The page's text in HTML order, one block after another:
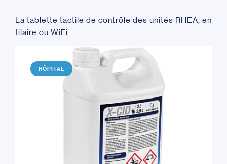
La tablette tactile de contrôle des unités RHEA, en
filaire ou WiFi
HÔPITAL